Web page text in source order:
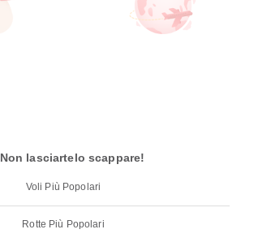
Non lasciartelo scappare!
Voli Più Popolari
Rotte Più Popolari